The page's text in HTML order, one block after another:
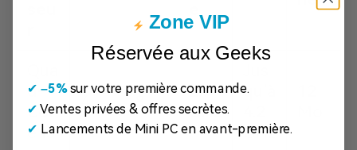
d-
Cor
e i5
4 8
2.9
GHz
qu’à
GHz
Zone VIP
Réservée aux Geeks
✔ ​–5%sur votre première commande.
✔ Ventes privées & offres secrètes.
✔ Lancements de Mini PC en avant-première.